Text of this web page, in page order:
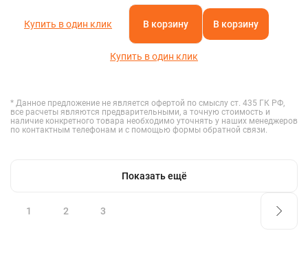
Купить в один клик В корзину В корзину
Купить в один клик
* Данное предложение не является офертой по смыслу ст. 435 ГК РФ,
все расчеты являются предварительными, а точную стоимость и
наличие конкретного товара необходимо уточнять у наших менеджеров
по контактным телефонам и с помощью формы обратной связи.
Показать ещё
1 2 3